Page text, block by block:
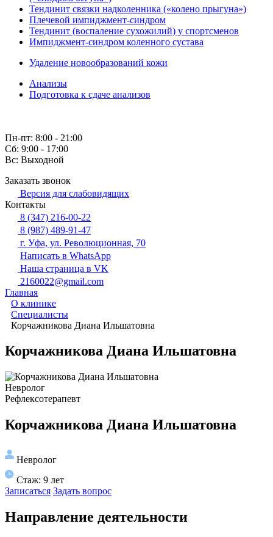
Тендинит связки надколенника («колено прыгуна»)
Плечевой импиджмент-синдром
Тендинит (воспаление сухожилий) у спортсменов
Импиджмент-синдром коленного сустава
Удаление новообразований кожи
Анализы
Подготовка к сдаче анализов
Пн-пт: 8:00 - 21:00
Сб: 9:00 - 17:00
Вс: Выходной
Заказать звонок
Версия для слабовидящих
Контакты
8 (347) 216-00-22
8 (987) 489-91-47
г. Уфа, ул. Революционная, 70
Написать в WhatsApp
Наша страница в VK
2160022@gmail.com
Главная
О клинике
Специалисты
Корчажникова Диана Ильшатовна
Корчажникова Диана Ильшатовна
Невролог
Рефлексотерапевт
Корчажникова Диана Ильшатовна
Невролог
Стаж: 9 лет
Записаться Задать вопрос
Направление деятельности